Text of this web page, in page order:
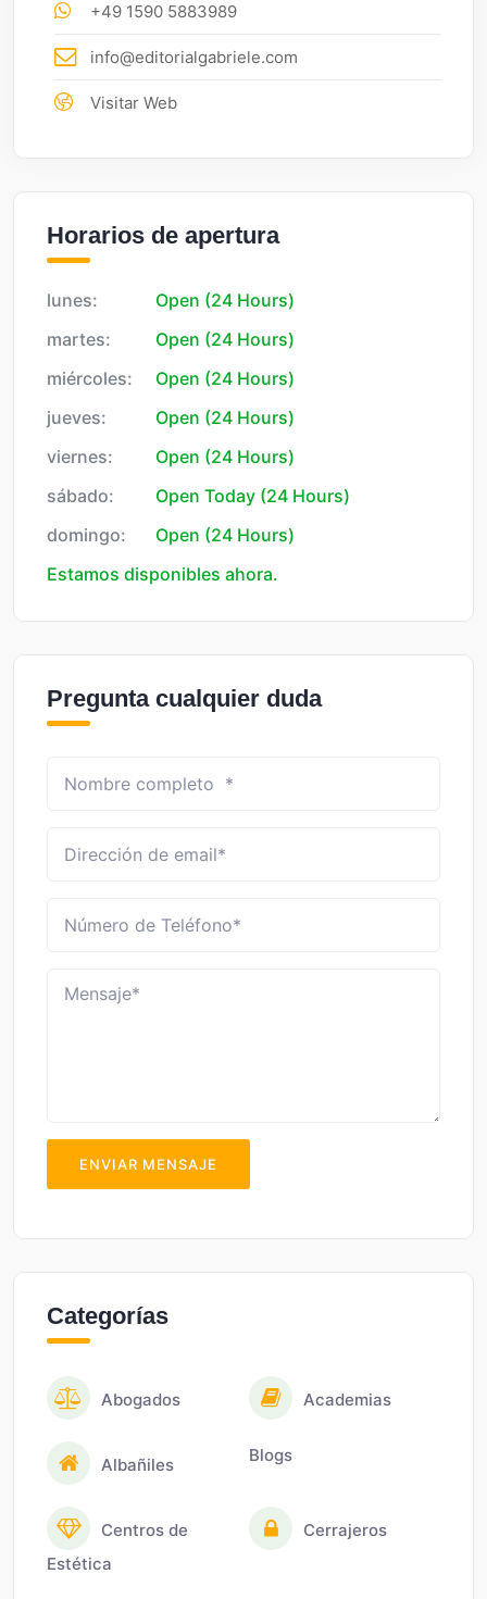
+49 1590 5883989
info@editorialgabriele.com
Visitar Web
Horarios de apertura
lunes:
Open (24 Hours)
martes:
Open (24 Hours)
miércoles:
Open (24 Hours)
jueves:
Open (24 Hours)
viernes:
Open (24 Hours)
sábado:
Open Today (24 Hours)
domingo:
Open (24 Hours)
Estamos disponibles ahora.
Pregunta cualquier duda
ENVIAR MENSAJE
Categorías
Abogados Academias
Albañiles Blogs
Centros de
Estética
Cerrajeros